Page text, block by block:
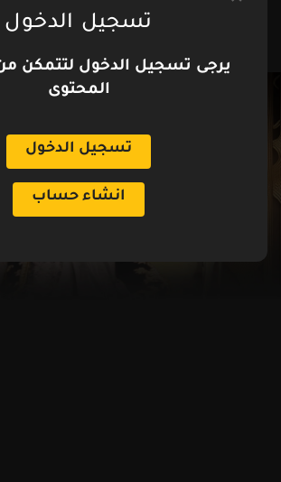
تسجيل الدخول
يرجى تسجيل الدخول لتتمكن
المحتوى
تسجيل الدخول
انشاء حساب